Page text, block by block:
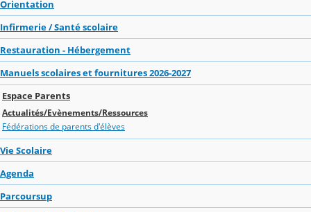
Orientation
Infirmerie / Santé scolaire
Restauration - Hébergement
Manuels scolaires et fournitures 2026-2027
Espace Parents
Actualités/Evènements/Ressources
Fédérations de parents d'élèves
Vie Scolaire
Agenda
Parcoursup